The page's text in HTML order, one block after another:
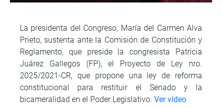
La presidenta del Congreso, María del Carmen Alva
Prieto, sustenta ante la Comisión de Constitución y
Reglamento, que preside la congresista Patricia
Juárez Gallegos (FP), el Proyecto de Ley nro.
2025/2021-CR, que propone una ley de reforma
constitucional para restituir el Senado y la
bicameralidad en el Poder Legislativo. Ver vídeo